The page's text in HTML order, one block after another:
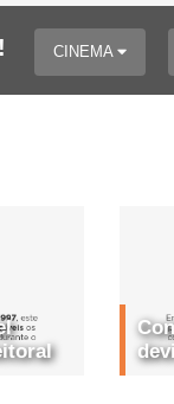
CINEMA